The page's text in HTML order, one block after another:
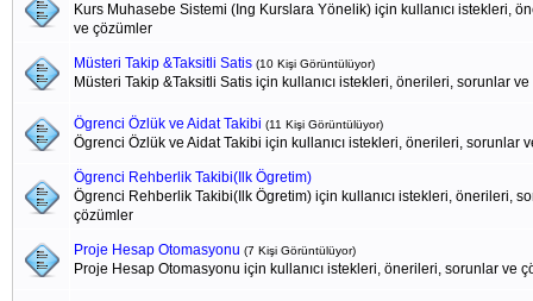
Kurs Muhasebe Sistemi (Ing Kurslara Yönelik) için kullanıcı istekleri,
ve çözümler
Müsteri Takip &Taksitli Satis (10 Kişi Görüntülüyor)
Müsteri Takip &Taksitli Satis için kullanıcı istekleri, önerileri, sorunlar
Ögrenci Özlük ve Aidat Takibi (11 Kişi Görüntülüyor)
Ögrenci Özlük ve Aidat Takibi için kullanıcı istekleri, önerileri, sorunlar
Ögrenci Rehberlik Takibi(Ilk Ögretim)
Ögrenci Rehberlik Takibi(Ilk Ögretim) için kullanıcı istekleri, önerileri,
çözümler
Proje Hesap Otomasyonu (7 Kişi Görüntülüyor)
Proje Hesap Otomasyonu için kullanıcı istekleri, önerileri, sorunlar ve